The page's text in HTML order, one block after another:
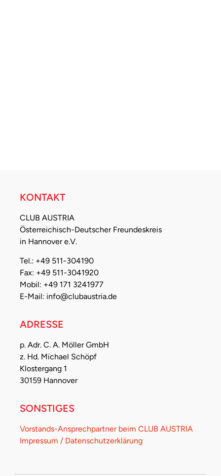
KONTAKT
CLUB AUSTRIA
Österreichisch-Deutscher Freundeskreis
in Hannover e.V.
Tel.: +49 511-304190
Fax: +49 511-3041920
Mobil: +49 171 3241977
E-Mail: info@clubaustria.de
ADRESSE
p. Adr. C. A. Möller GmbH
z. Hd. Michael Schöpf
Klostergang 1
30159 Hannover
SONSTIGES
Vorstands-Ansprechpartner beim CLUB AUSTRIA
Impressum / Datenschutzerklärung